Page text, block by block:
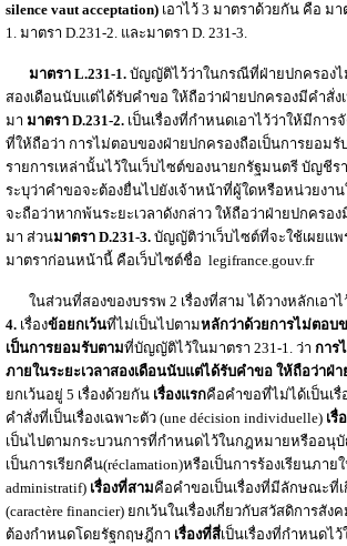
silence vaut acceptation) เอาไว้ 3 มาตราด้วยกัน คือ มา
1. มาตรา D.231-2. และมาตรา D. 231-3.
มาตรา L.231-1. บัญญัติไว้ว่าในกรณีที่ฝ่ายปกครองไ
สองเดือนนับแต่ได้รับคำขอ ให้ถือว่าฝ่ายปกครองมีคำสั่
มา มาตรา D.231-2. เป็นเรื่องที่กำหนดเอาไว้ว่าให้มีกา
ที่ให้ถือว่า การไม่ตอบของฝ่ายปกครองถือเป็นการยอมรั
รายการเหล่านั้นไว้ในเว็บไซต์ของนายกรัฐมนตรี บัญชีร
ระบุว่าคำขอจะต้องยื่นไปยังเจ้าหน้าที่ผู้ใดหรือหน่วยงาน
จะถือว่าหากพ้นระยะเวลาดังกล่าว ให้ถือว่าฝ่ายปกครอ
มา ส่วนมาตรา D.231-3. บัญญัติว่าเว็บไซต์ที่จะใช้เผยแ
มาตราก่อนหน้านี้ คือเว็บไซต์ชื่อ legifrance.gouv.fr
ในส่วนที่สองของบรรพ 2 เรื่องที่สาม ได้วางหลักเอาไ
4. เรื่องข้อยกเว้นที่ไม่เป็นไปตามหลักว่าด้วยการไม่ตอบ
เป็นการยอมรับตามที่บัญญัติไว้ในมาตรา 231-1. ว่า การ
ภายในระยะเวลาสองเดือนนับแต่ได้รับคำขอ ให้ถือว่าฝ่
ยกเว้นอยู่ 5 เรื่องด้วยกัน เรื่องแรกคือคำขอที่ไม่ได้เป็นเ
คำสั่งที่เป็นเรื่องเฉพาะตัว (une décision individuelle) เรื่
เป็นไปตามกระบวนการที่กำหนดไว้ในกฎหมายหรืออ
เป็นการเรียกคืน(réclamation)หรือเป็นการร้องเรียนภาย
administratif) เรื่องที่สามคือคำขอเป็นเรื่องที่มีลักษณะที่เ
(caractère financier) ยกเว้นในเรื่องเกี่ยวกับสวัสดิการสัง
ต้องกำหนดโดยรัฐกฤษฎีกา เรื่องที่สี่เป็นเรื่องที่กำหนดไ